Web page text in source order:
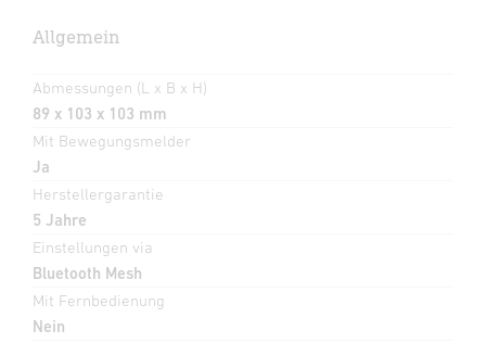
Allgemein
Abmessungen (L x B x H)
89 x 103 x 103 mm
Mit Bewegungsmelder
Ja
Herstellergarantie
5 Jahre
Einstellungen via
Bluetooth Mesh
Mit Fernbedienung
Nein